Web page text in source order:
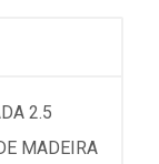
2.5
MADEIRA